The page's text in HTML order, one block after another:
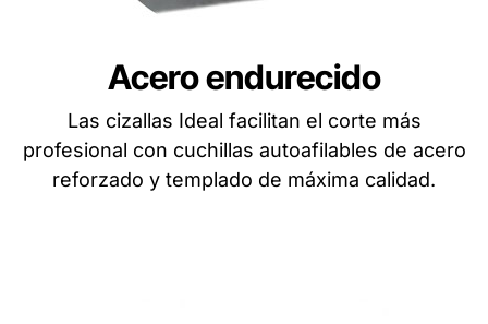
Acero endurecido
Las cizallas Ideal facilitan el corte más
profesional con cuchillas autoafilables de acero
reforzado y templado de máxima calidad.